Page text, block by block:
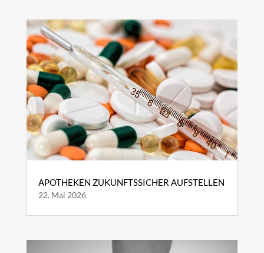
APOTHEKEN ZUKUNFTSSICHER AUFSTELLEN
22. Mai 2026